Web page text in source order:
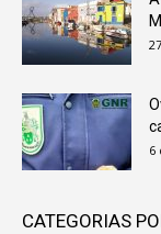
6
CATEGORIAS